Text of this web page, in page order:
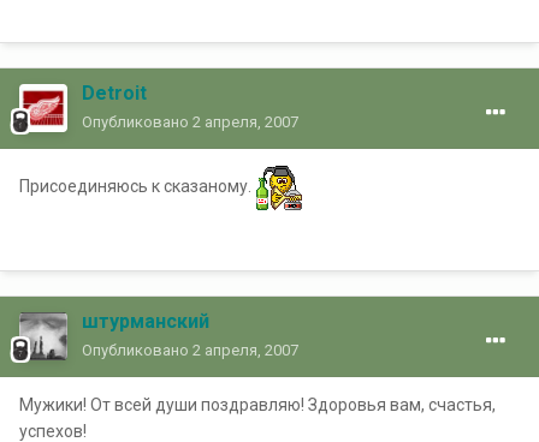
Detroit
Опубликовано 2 апреля, 2007
Присоединяюсь к сказаному.
штурманский
Опубликовано 2 апреля, 2007
Мужики! От всей души поздравляю! Здоровья вам, счастья,
успехов!